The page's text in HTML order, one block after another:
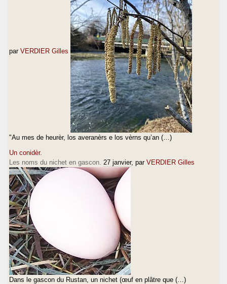
par VERDIER Gilles
"Au mes de heurèr, los averanèrs e los vèrns qu’an (…)
Un conidèr.
Les noms du nichet en gascon. 27 janvier, par VERDIER Gilles
Dans le gascon du Rustan, un nichet (œuf en plâtre que (…)